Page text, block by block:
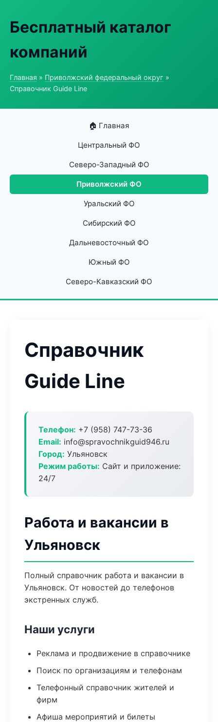
Бесплатный каталог
компаний
Главная » Приволжский федеральный округ »
Справочник Guide Line
🏠 Главная
Центральный ФО
Северо-Западный ФО
Приволжский ФО
Уральский ФО
Сибирский ФО
Дальневосточный ФО
Южный ФО
Северо-Кавказский ФО
Справочник
Guide Line
Телефон: +7 (958) 747-73-36
Email: info@spravochnikguid946.ru
Город: Ульяновск
Режим работы: Сайт и приложение:
24/7
Работа и вакансии в
Ульяновск
Полный справочник работа и вакансии в
Ульяновск. От новостей до телефонов
экстренных служб.
Наши услуги
Реклама и продвижение в справочнике
Поиск по организациям и телефонам
Телефонный справочник жителей и
фирм
Афиша мероприятий и билеты